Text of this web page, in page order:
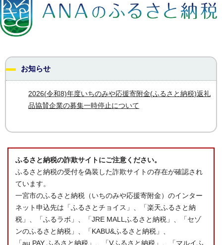
お知らせ
2026(令和8)年度いちのみや応援寄附金(ふるさと納税)返礼
品協賛企業の募集一時停止について
ふるさと納税の詐欺サイトにご注意ください。
ふるさと納税の受付を偽装した詐欺サイトの存在が確認され
ています。
一宮市のふるさと納税（いちのみや応援寄附金）のインター
ネット申込先は「ふるさとチョイス」、「楽天ふるさと納
税」、「ふるラボ」、「JRE MALLふるさと納税」、「セゾ
ンのふるさと納税」、「KABU&ふるさと納税」、
「au PAY ふるさと納税」、「Vふるさと納税」、「マルイふ